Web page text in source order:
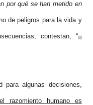
por qué se han metido en
de peligros para la vida y
contestan, “¡¡
para algunas decisiones,
el razomiento humano es